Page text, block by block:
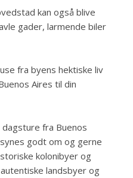
kan også blive
gader, larmende biler
fra byens hektiske liv
Aires til din
fra Buenos
godt om og gerne
kolonibyer og
landsbyer og